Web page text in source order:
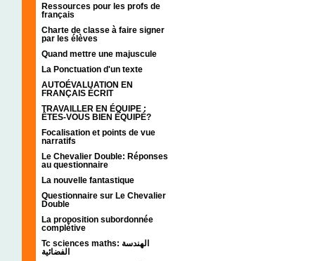
Ressources pour les profs de
français
Charte de classe à faire signer
par les élèves
Quand mettre une majuscule
La Ponctuation d'un texte
AUTOÉVALUATION EN
FRANÇAIS ÉCRIT
TRAVAILLER EN ÉQUIPE :
ÊTES-VOUS BIEN ÉQUIPÉ?
Focalisation et points de vue
narratifs
Le Chevalier Double: Réponses
au questionnaire
La nouvelle fantastique
Questionnaire sur Le Chevalier
Double
La proposition subordonnée
complétive
Tc sciences maths: الهندسة
الفضائية